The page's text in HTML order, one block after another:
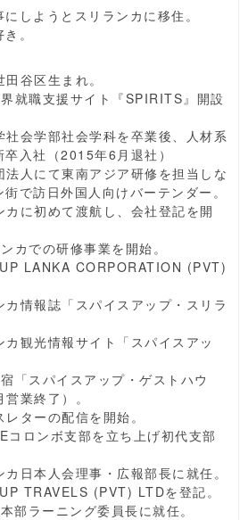
しようとスリランカに移住。
。
谷区生まれ。
就職支援サイト『SPIRITS』開設
会学部社会学科を卒業後、人材系
入社（2015年6月退社）
人にて東南アジア研修を担当しな
で訪日外国人向けバーテンダー。
に初めて渡航し、会社登記を開
カでの研修事業を開始。
LANKA CORPORATION (PVT)
情報誌「スパイスアップ・スリラ
観光情報サイト「スパイスアッ
「スパイスアップ・ゲストハウ
業終了）。
ターの配信を開始。
ロンボ支部を立ち上げ初代支部
日本人会理事・広報部長に就任。
TRAVELS (PVT) LTDを登記。
部ラーニング委員長に就任。